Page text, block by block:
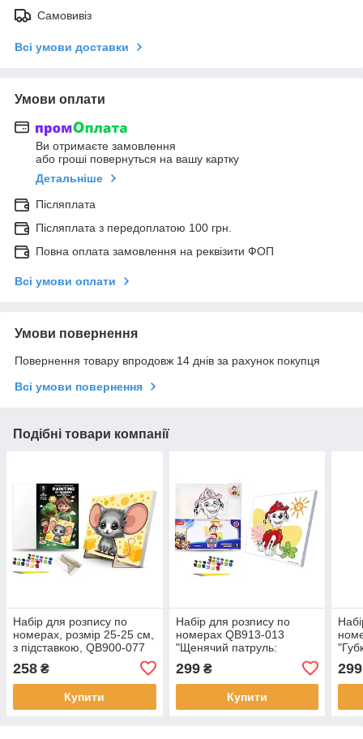
Самовивіз
Всі умови доставки
Умови оплати
Ви отримаєте замовлення
або гроші повернуться на вашу картку
Детальніше
Післяплата
Післяплата з передоплатою 100 грн.
Повна оплата замовлення на реквізити ФОП
Всі умови оплати
Умови повернення
Повернення товару впродовж 14 днів за рахунок покупця
Всі умови повернення
Подібні товари компанії
Набір для розпису по
номерах, розмір 25-25 см,
з підставкою, QB900-077
258 ₴
Купити
Набір для розпису по
номерах QB913-013
"Щенячий патруль:
Маршал" розмір 30х30 см
qbee
299₴
Купити
299